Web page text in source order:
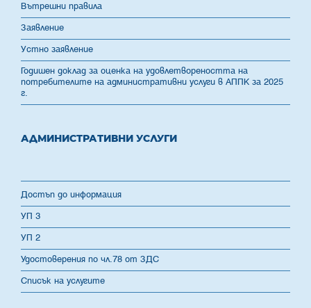
Вътрешни правила
Заявление
Устно заявление
Годишен доклад за оценка на удовлетвореността на
потребителите на административни услуги в АППК за 2025
г.
АДМИНИСТРАТИВНИ УСЛУГИ
Достъп до информация
УП 3
УП 2
Удостоверения по чл.78 от ЗДС
Списък на услугите